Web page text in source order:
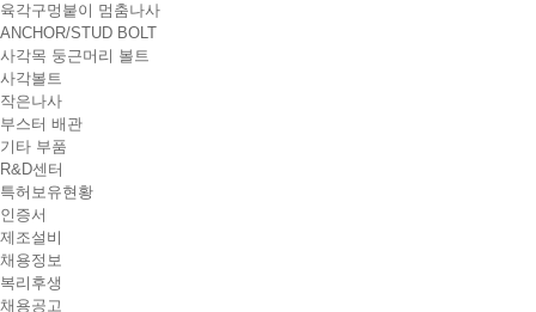
육각구멍붙이 멈춤나사
ANCHOR/STUD BOLT
사각목 둥근머리 볼트
사각볼트
작은나사
부스터 배관
기타 부품
R&D센터
특허보유현황
인증서
제조설비
채용정보
복리후생
채용공고